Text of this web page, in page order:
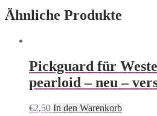
Ähnliche Produkte
Pickguard für
pearloid – neu –
€2,50 In den Warenkorb